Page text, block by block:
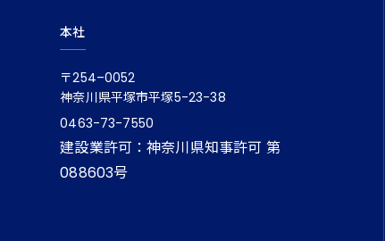
本社
〒254–0052
神奈川県平塚市平塚5-23-38
0463-73-7550
建設業許可：神奈川県知事許可 第
088603号